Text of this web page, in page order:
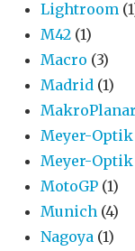
Lightroom
M42 (1)
Macro (3)
Madrid (1)
MakroPlanar
Meyer-Optik
Meyer-Optik
MotoGP (1)
Munich (4)
Nagoya (1)